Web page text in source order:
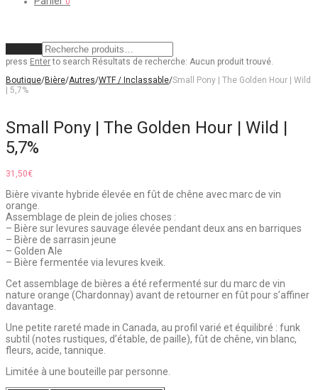
press Enterto search Résultats de recherche: Aucun produit trouvé.
Boutique/Bière/Autres/WTF / Inclassable/Small Pony | The Golden Hour | Wild
| 5,7%
Small Pony | The Golden Hour | Wild |
5,7%
31,50€
Bière vivante hybride élevée en fût de chêne avec marc de vin
orange.
Assemblage de plein de jolies choses :
– Bière sur levures sauvage élevée pendant deux ans en barriques
– Bière de sarrasin jeune
– Golden Ale
– Bière fermentée via levures kveik.
Cet assemblage de bières a été refermenté sur du marc de vin
nature orange (Chardonnay) avant de retourner en fût pour s’affiner
davantage.
Une petite rareté made in Canada, au profil varié et équilibré : funk
subtil (notes rustiques, d’étable, de paille), fût de chêne, vin blanc,
fleurs, acide, tannique.
Limitée à une bouteille par personne.